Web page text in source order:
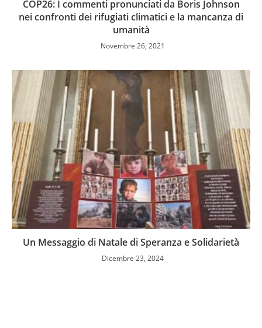
COP26: I commenti pronunciati da Boris Johnson
nei confronti dei rifugiati climatici e la mancanza di
umanità
Novembre 26, 2021
Un Messaggio di Natale di Speranza e Solidarietà
Dicembre 23, 2024